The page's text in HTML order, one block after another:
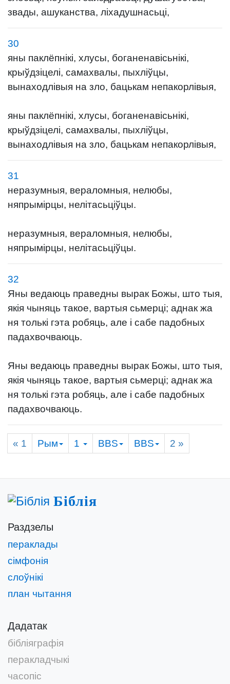
звады, ашуканства, ліхадушнасьці,
30
яны паклёпнікі, хлусы, боганенавісьнікі,
крыўдзіцелі, самахвалы, пыхліўцы,
вынаходлівыя на зло, бацькам непакорлівыя,
яны паклёпнікі, хлусы, боганенавісьнікі,
крыўдзіцелі, самахвалы, пыхліўцы,
вынаходлівыя на зло, бацькам непакорлівыя,
31
неразумныя, вераломныя, нелюбы,
няпрымірцы, нелітасьціўцы.
неразумныя, вераломныя, нелюбы,
няпрымірцы, нелітасьціўцы.
32
Яны ведаюць праведны вырак Божы, што тыя,
якія чыняць такое, вартыя сьмерці; аднак жа
ня толькі гэта робяць, але і сабе падобных
падахвочваюць.
Яны ведаюць праведны вырак Божы, што тыя,
якія чыняць такое, вартыя сьмерці; аднак жа
ня толькі гэта робяць, але і сабе падобных
падахвочваюць.
« 1 Рым 1 BBS BBS 2 »
Біблія
Раздзелы
пераклады
сімфонія
слоўнікі
план чытання
Дадатак
бібліяграфія
перакладчыкі
часопіс